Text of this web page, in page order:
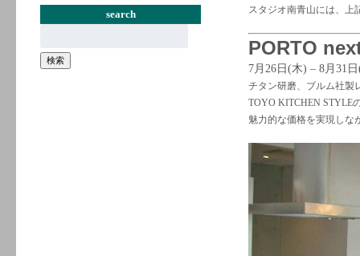
search
検索
スタジオ南青山には、上
PORTO
7月26日(木) – 8月31
チタン研磨、ブルム社製
TOYO KITCHEN STYLE
魅力的な価格を実現しな